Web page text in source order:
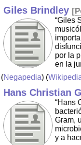
Giles Brindley [
“Giles
por la
en la
(Negapedia) (
Hans Christian
“Hans
Gram,
y a